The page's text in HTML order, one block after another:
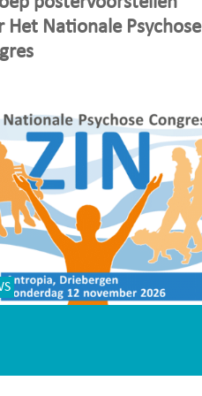
Het Nationale Psychose